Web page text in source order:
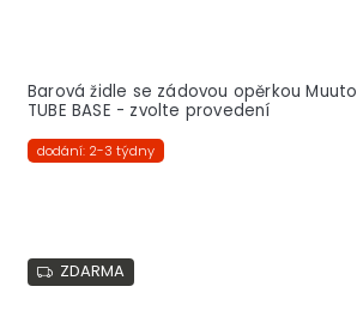
Barová židle se zádovou opěrkou Muuto
TUBE BASE - zvolte provedení
dodání: 2-3 týdny
ZDARMA